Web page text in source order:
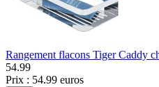
Rangement flacons Tiger Caddy
54.99
Prix : 54.99 euros